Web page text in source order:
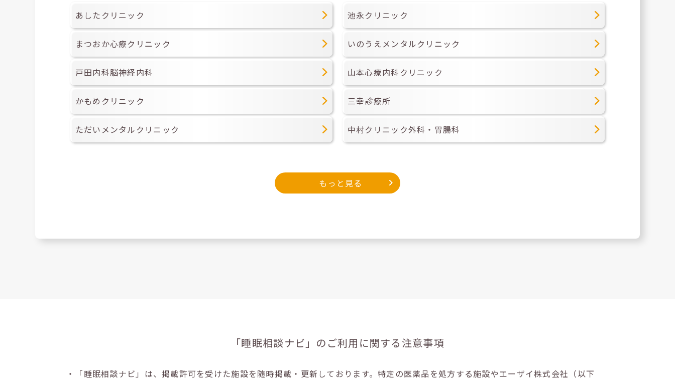
あしたクリニック 池永クリニック
まつおか心療クリニック いのうえメンタルクリニック
戸田内科脳神経内科 山本心療内科クリニック
かもめクリニック 三幸診療所
ただいメンタルクリニック 中村クリニック外科・胃腸科
もっと見る
「睡眠相談ナビ」の ご利用に関する注意事項
・「睡眠相談ナビ」は、掲載許可を受けた施設を随時掲載・更新しております。特定の医薬品を処方する施設やエーザイ株式会社（以下